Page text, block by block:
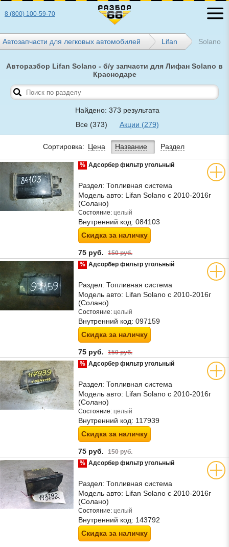
8 (800) 100-59-70
Автозапчасти для легковых автомобилей Lifan Solano
Авторазбор Lifan Solano - б/у запчасти для Лифан Solano в
Краснодаре
Найдено: 373 результата
Все (373) Акции (279)
Сортировка: Цена Название Раздел
% Адсорбер фильтр угольный
Раздел: Топливная система
Модель авто: Lifan Solano с 2010-2016г
(Солано)
Состояние: целый
Внутренний код: 084103
Скидка за наличку
75 руб. 150 руб.
% Адсорбер фильтр угольный
Раздел: Топливная система
Модель авто: Lifan Solano с 2010-2016г
(Солано)
Состояние: целый
Внутренний код: 097159
Скидка за наличку
75 руб. 150 руб.
% Адсорбер фильтр угольный
Раздел: Топливная система
Модель авто: Lifan Solano с 2010-2016г
(Солано)
Состояние: целый
Внутренний код: 117939
Скидка за наличку
75 руб. 150 руб.
% Адсорбер фильтр угольный
Раздел: Топливная система
Модель авто: Lifan Solano с 2010-2016г
(Солано)
Состояние: целый
Внутренний код: 143792
Скидка за наличку